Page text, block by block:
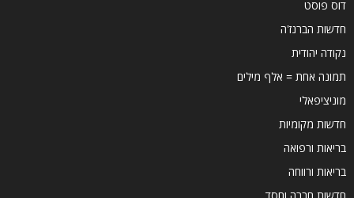
דוס פוסט
חדשות הברנז'ה
נקודה יהודית
תמונה אחת = אלף מילים
מוניציפאלי
חדשות מקומיות
בריאות ורפואה
בריאות ורווחה